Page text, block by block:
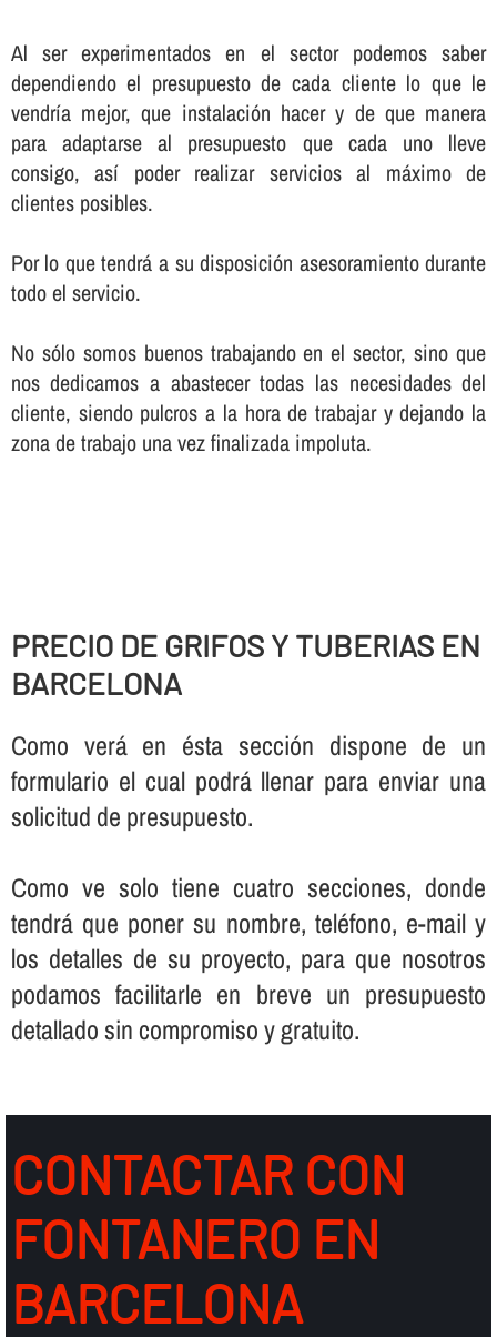
Al ser experimentados en el sector podemos saber
dependiendo el presupuesto de cada cliente lo que le
vendrí­a mejor, que instalación hacer y de que manera
para adaptarse al presupuesto que cada uno lleve
consigo, así­ poder realizar servicios al máximo de
clientes posibles.
Por lo que tendrá a su disposición asesoramiento durante
todo el servicio.
No sólo somos buenos trabajando en el sector, sino que
nos dedicamos a abastecer todas las necesidades del
cliente, siendo pulcros a la hora de trabajar y dejando la
zona de trabajo una vez finalizada impoluta.
PRECIO DE GRIFOS Y TUBERIAS EN
BARCELONA
Como verá en ésta sección dispone de un
formulario el cual podrá llenar para enviar una
solicitud de presupuesto.
Como ve solo tiene cuatro secciones, donde
tendrá que poner su nombre, teléfono, e-mail y
los detalles de su proyecto, para que nosotros
podamos facilitarle en breve un presupuesto
detallado sin compromiso y gratuito.
CONTACTAR CON
FONTANERO EN
BARCELONA